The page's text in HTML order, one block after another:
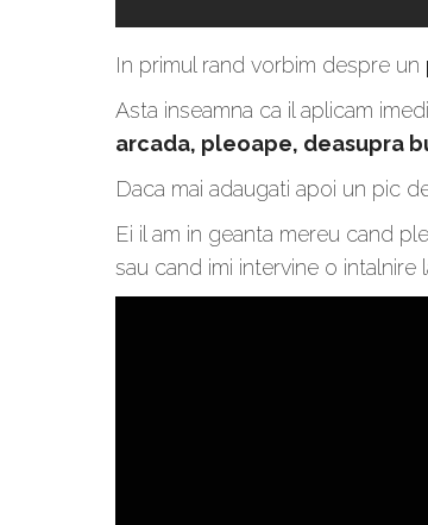
In primul rand vorbim despre un
Asta inseamna ca il aplicam
arcada, pleoape, deasupra
Daca mai adaugati apoi un pic
Ei il am in geanta mereu cand
sau cand imi intervine o